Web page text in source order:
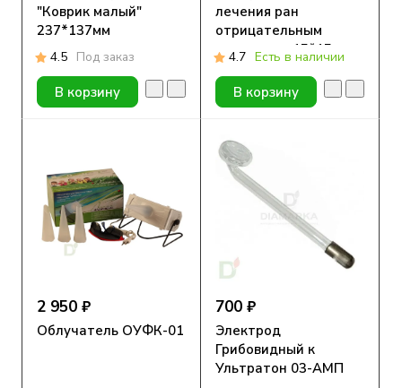
"Коврик малый"
237*137мм
4.5 Под заказ
В корзину
лечения ран
отрицательным
давлением 15*15 см
4.7 Есть в наличии
В корзину
2 950 ₽
Облучатель ОУФК-01
700 ₽
Электрод
Грибовидный к
Ультратон 03-АМП